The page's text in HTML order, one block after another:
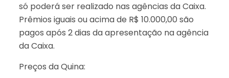
só poderá ser realizado nas agências da Caixa.
Prêmios iguais ou acima de R$ 10.000,00 são
pagos após 2 dias da apresentação na agência
da Caixa.
Preços da Quina: